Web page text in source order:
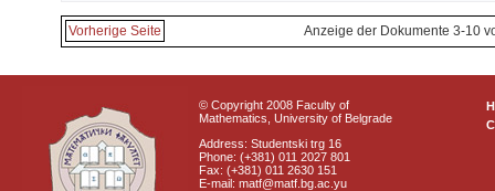
Vorherige Seite Anzeige der Dokumente 3-10
© Copyright 2008 Faculty of
Mathematics, University of Belgrade
Address: Studentski trg 16
Phone: (+381) 011 2027 801
Fax: (+381) 011 2630 151
E-mail: matf@matf.bg.ac.yu